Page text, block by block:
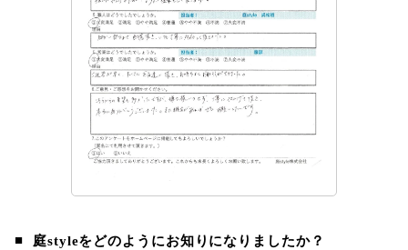
庭styleをどのようにお知りになりましたか？